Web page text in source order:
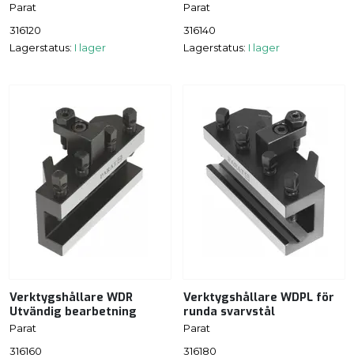
Parat
316120
Lagerstatus: I lager
Parat
316140
Lagerstatus: I lager
Verktygshållare WDR
Utvändig bearbetning
Parat
316160
Verktygshållare WDPL för
runda svarvstål
Parat
316180